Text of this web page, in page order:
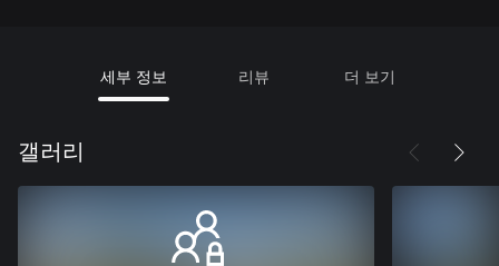
세부 정보 리뷰 더 보기
갤러리